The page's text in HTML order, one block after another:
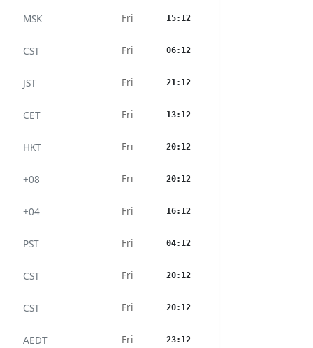
MSK Fri 15:12
CST Fri 06:12
JST Fri 21:12
CET Fri 13:12
HKT Fri 20:12
+08 Fri 20:12
+04 Fri 16:12
PST Fri 04:12
CST Fri 20:12
CST Fri 20:12
AEDT Fri 23:12